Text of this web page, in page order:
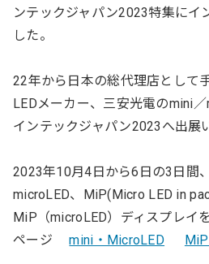
ンテックジャパン2023特集にイ
した。
22年から日本の総代理店として
LEDメーカー、三安光電のmini
インテックジャパン2023へ出展
2023年10月4日から6日の3日間
microLED、MiP(Micro LED in
MiP（microLED）ディスプレイ
ページmini・MicroLED